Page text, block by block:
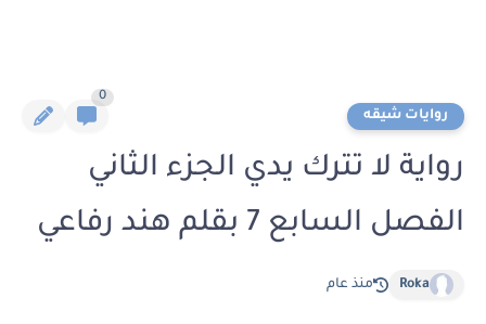
روايات شيقه
0
رواية لا تترك يدي الجزء الثاني
الفصل السابع 7 بقلم هند رفاعي
Roka منذ عام